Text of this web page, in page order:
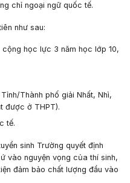
chỉ ngoại ngữ quốc tế.
như sau:
học lực 3 năm học lớp 10,
Thành phố giải Nhất, Nhì,
được ở THPT).
tế.
sinh Trường quyết định
vào nguyện vọng của thí sinh,
đảm bảo chất lượng đầu vào